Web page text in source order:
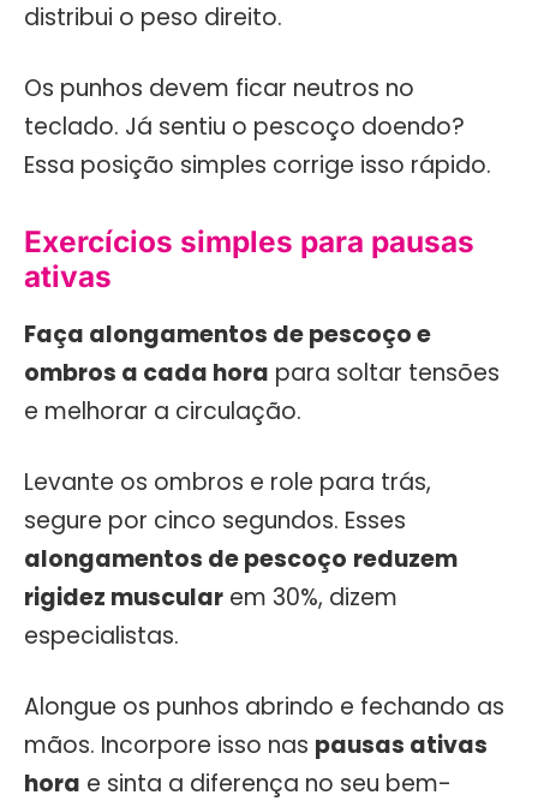
distribui o peso direito.
Os punhos devem ficar neutros no
teclado. Já sentiu o pescoço doendo?
Essa posição simples corrige isso rápido.
Exercícios simples para pausas
ativas
Faça alongamentos de pescoço e
ombros a cada hora para soltar tensões
e melhorar a circulação.
Levante os ombros e role para trás,
segure por cinco segundos. Esses
alongamentos de pescoço reduzem
rigidez muscular em 30%, dizem
especialistas.
Alongue os punhos abrindo e fechando as
mãos. Incorpore isso nas pausas ativas
hora e sinta a diferença no seu bem-